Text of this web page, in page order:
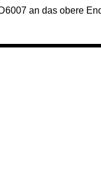
an das obere